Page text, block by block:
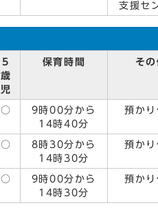
支援セ
5
歳
児
保育時間 そ
○
9時00分から
14時40分
預か
○
8時30分から
14時30分
預か
○
9時00分から
14時30分
預か